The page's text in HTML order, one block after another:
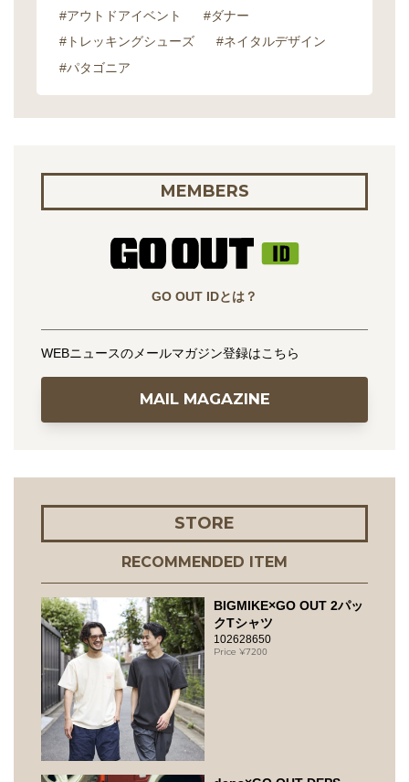
#アウトドアイベント
#ダナー
#トレッキングシューズ
#ネイタルデザイン
#パタゴニア
MEMBERS
GO OUT IDとは？
WEBニュースのメールマガジン登録はこちら
MAIL MAGAZINE
STORE
RECOMMENDED ITEM
BIGMIKE×GO OUT 2パッ
クTシャツ
102628650
7200